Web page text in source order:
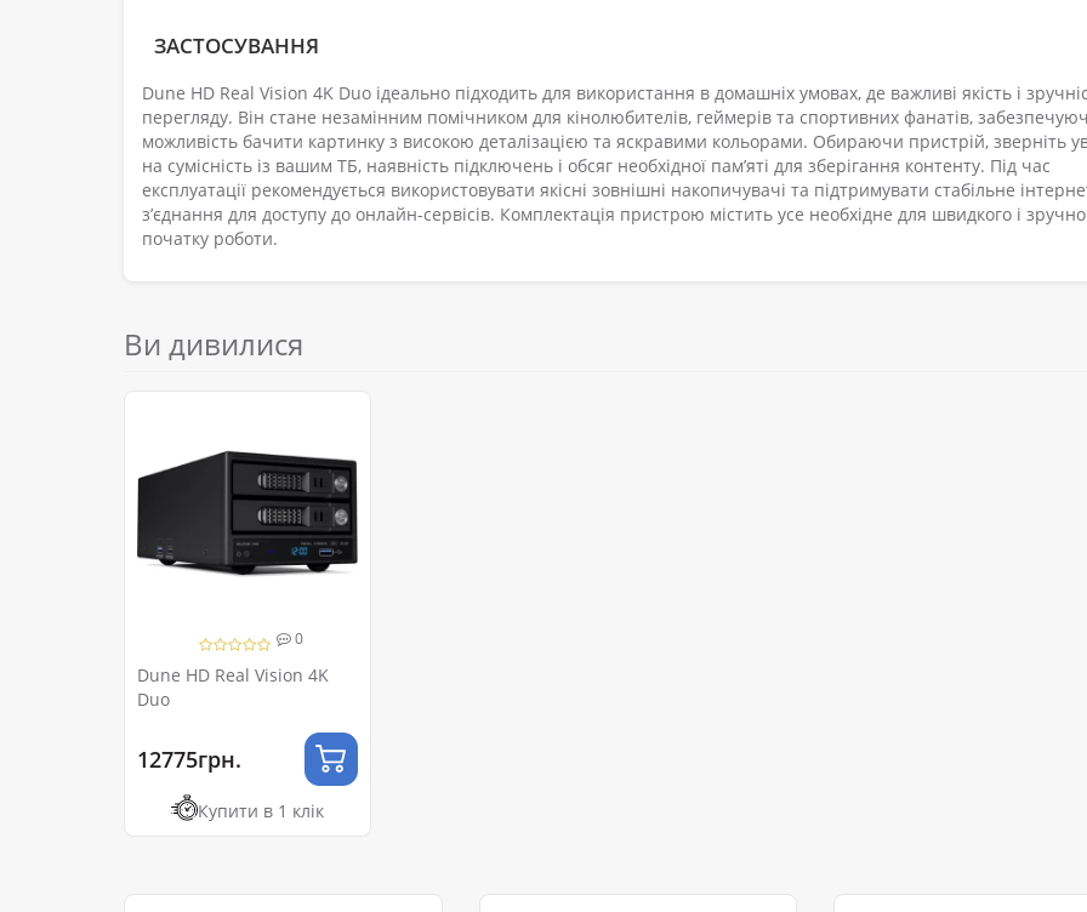
ЗАСТОСУВАННЯ
Dune HD Real Vision 4K Duo ідеально підходить для використання в домашніх умовах, де важливі якість і
перегляду. Він стане незамінним помічником для кінолюбителів, геймерів та спортивних фанатів,
можливість бачити картинку з високою деталізацією та яскравими кольорами. Обираючи пристрій, зверніть
на сумісність із вашим ТБ, наявність підключень і обсяг необхідної пам’яті для зберігання контенту. Під час
експлуатації рекомендується використовувати якісні зовнішні накопичувачі та підтримувати стабільне
з’єднання для доступу до онлайн-сервісів. Комплектація пристрою містить усе необхідне для швидкого і
початку роботи.
Ви дивилися
0
Dune HD Real Vision 4K
Duo
12775грн.
Купити в 1 клік